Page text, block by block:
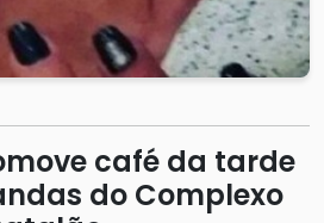
café da tarde
do Complexo